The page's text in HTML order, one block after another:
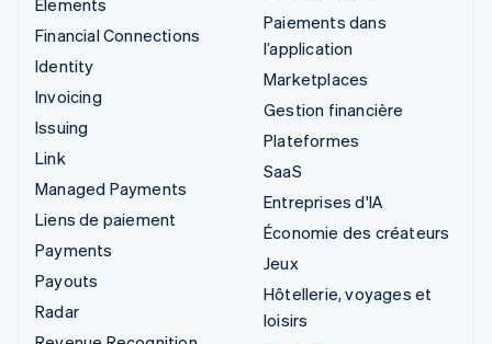
Financial Connections
Identity
Invoicing
Issuing
Link
Managed Payments
Liens de paiement
Payments
Payouts
Radar
Paiements dans
l’application
Marketplaces
Gestion financière
Plateformes
SaaS
Entreprises d'IA
Économie des créateurs
Jeux
Hôtellerie, voyages et
loisirs